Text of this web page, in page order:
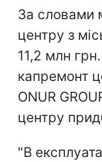
За словами
центру з
11,2 млн
капремонт
ONUR
центру
"В